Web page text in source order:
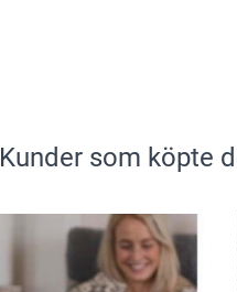
Kunder som köpte